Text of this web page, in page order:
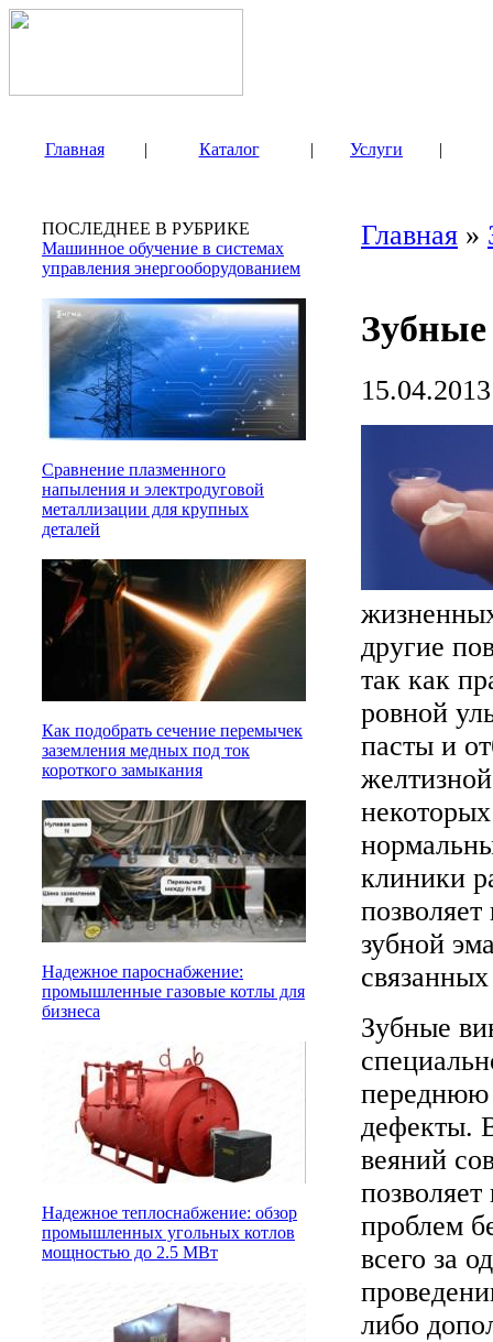
Главная | Каталог | Услуги |
ПОСЛЕДНЕЕ В РУБРИКЕ
Машинное обучение в системах
управления энергооборудованием
Сравнение плазменного
напыления и электродуговой
металлизации для крупных
деталей
Как подобрать сечение перемычек
заземления медных под ток
короткого замыкания
Надежное пароснабжение:
промышленные газовые котлы для
бизнеса
Надежное теплоснабжение: обзор
промышленных угольных котлов
мощностью до 2.5 МВт
Главная »
15.04.2013
другие
так как
ровной
пасты и
клиники
зубной
Зубные
переднюю
дефекты.
веяний
проблем
всего за
либо